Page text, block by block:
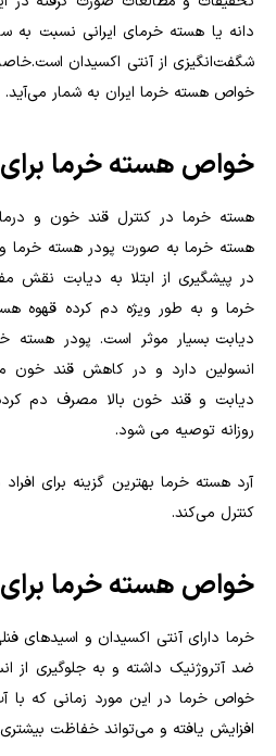
دانه یا هسته خرمای ایرانی نسبت به
شگفت‌انگیزی از آنتی اکسیدان
خواص هسته خرما ایران به شمار می‌آید.
خواص هسته خرما
هسته خرما در کنترل قند خون و
هسته خرما به صورت پودر هسته خرما
در پیشگیری از ابتلا به دیابت نقش
خرما و به طور ویژه دم کرده قهوه
دیابت بسیار موثر است. پودر هسته
انسولین دارد و در کاهش قند خون
دیابت و قند خون بالا مصرف دم
روزانه توصیه می شود.
آرد هسته خرما بهترین گزینه برای
کنترل می‌کند.
خواص هسته خرما
خرما دارای آنتی اکسیدان و اسیدهای
ضد آتروژنیک داشته و به جلوگیری
خواص خرما در این مورد زمانی که با
افزایش یافته و می‌تواند خفاظت